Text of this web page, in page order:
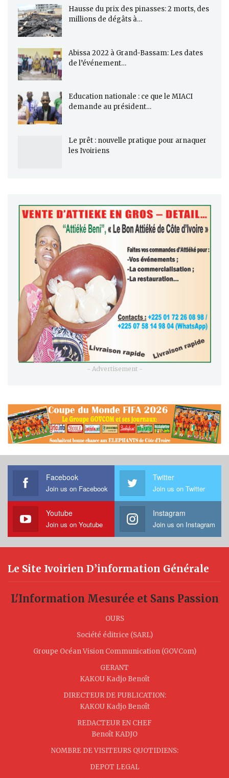
Hausse du prix des pinasses: 2 morts, des
millions de dégâts à…
Abissa 2022 à Grand-Bassam: Les dates
de l’événement…
Education nationale : ce que le MIACI
demande au président…
Le prêt : nouvelle pratique pour arnaquer
les Ivoiriens
- Advertisement -
Facebook
Join us on Facebook
Twitter
Join us on Twitter
Youtube
Join us on Youtube
Instagram
Join us on Instagram
Le Site Ivoirien D’information Générale
L'Information Mesurée et Sans Passion
OURS
Société éditrice (SARL)
Groupe Océan Vision Communication (GOVCom)
GERANT
KAKOU Kadjo Benoît
DIRECTEUR DE PUBLICATION:
KAKOU Kadjo Benoît
REDACTEUR EN CHEF
Benoît KADJO
NOMBRE DE VISITEURS QUOTIDIENS:
DEPOT LEGAL